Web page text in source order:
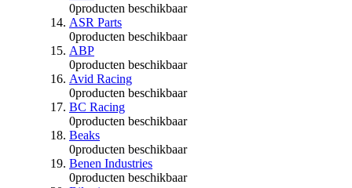
0producten beschikbaar
ASR Parts
0producten beschikbaar
ABP
0producten beschikbaar
Avid Racing
0producten beschikbaar
BC Racing
0producten beschikbaar
Beaks
0producten beschikbaar
Benen Industries
0producten beschikbaar